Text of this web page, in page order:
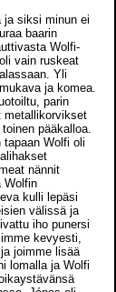
ja siksi minun ei
baarin
Wolfi-
vain ruskeat
Yli
ja komea.
parin
metallikorvikset
pääkalloa.
tapaan Wolfi oli
nännit
Wolfin
kulli lepäsi
välissä ja
iho punersi
kevyesti,
joimme lisää
lomalla ja Wolfi